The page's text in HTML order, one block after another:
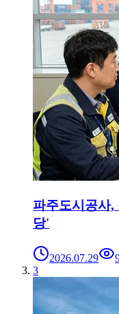
파주도시공사
당'
2026.07.29
3